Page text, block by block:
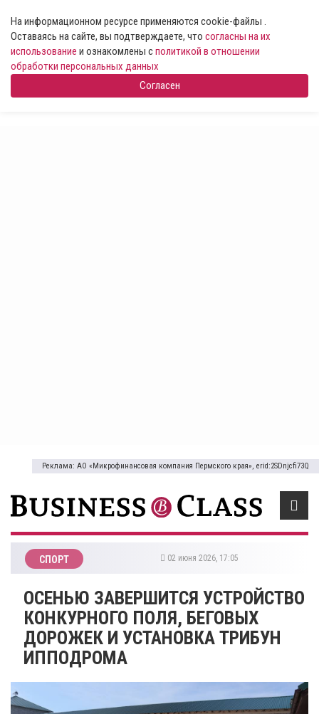
На информационном ресурсе применяются cookie-файлы .
Оставаясь на сайте, вы подтверждаете, что согласны на их
использование и ознакомлены сполитикой в отношении
обработки персональных данных
Согласен
Реклама: АО «Микрофинансовая компания Пермского края», erid:2SDnjcfi73Q
СПОРТ 02 июня 2026, 17:05
ОСЕНЬЮ ЗАВЕРШИТСЯ УСТРОЙСТВО
КОНКУРНОГО ПОЛЯ, БЕГОВЫХ
ДОРОЖЕК И УСТАНОВКА ТРИБУН
ИППОДРОМА